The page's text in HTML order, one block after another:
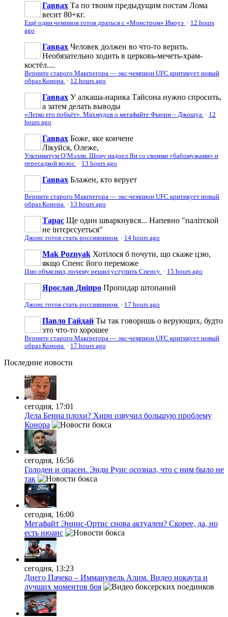
Гаввах Та по твоим предыдущим постам Лома
весит 80+кг.
Ещё один чемпион готов драться с «Монстром» Иноуэ · 12 hours
ago
Гаввах Человек должен во что-то верить.
Необязательно ходить в церковь-мечеть-храм-
костёл....
Верните старого Макгрегора — экс-чемпион UFC критикует новый
образ Конора · 12 hours ago
Гаввах У алкаша-нарика Тайсона нужно спросить,
а затем делать выводы
«Легко его побьёт». Махмудов о мегафайте Фьюри – Джошуа · 12
hours ago
Гаввах Боже, яке кончене
Лiкуйся, Олеже,
Ультиматум О’Мэлли. Шону надоел Ян со своими «бабомужами» и
пересадкой волос · 13 hours ago
Гаввах Блажен, кто верует
Верните старого Макгрегора — экс-чемпион UFC критикует новый
образ Конора · 13 hours ago
Тарас Ще один шваркнувся... Напевно "палітєкой
не інтєрєсуеться"
Джонс готов стать россиянином · 14 hours ago
Mak Poznyak Хотілося б почути, що скаже цзю,
якщо Спенс його переможе
Цзю объяснил, почему решил уступить Спенсу · 15 hours ago
Ярослав Дніпро Пропидар штопаний
Джонс готов стать россиянином · 17 hours ago
Павло Гайдай Ты так говоришь о верующих, будто
это что-то хорошее
Верните старого Макгрегора — экс-чемпион UFC критикует новый
образ Конора · 17 hours ago
Последние новости
сегодня, 17:01
Дела Бенна плохи? Хирн озвучил большую проблему
Конора
сегодня, 16:56
Голоден и опасен. Энди Руис осознал, что с ним было не
так
сегодня, 16:00
Мегафайт Эннис-Ортис снова актуален? Скорее, да, но
есть нюанс
сегодня, 13:23
Диего Пачеко – Имманувель Алим. Видео нокаута и
лучших моментов боя